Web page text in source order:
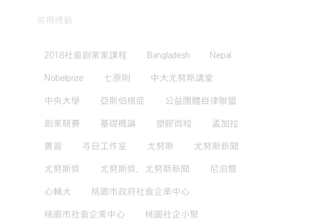
常用標籤
2018社會創業家課程 Bangladesh Nepal
Nobelprize 七原則 中大尤努斯講堂
中央大學 亞斯伯格症 公益團體自律聯盟
創業競賽 基礎概論 塑膠微粒 孟加拉
實習 寺日工作室 尤努斯 尤努斯新聞
尤努斯獎 尤努斯獎，尤努斯新聞 尼泊爾
心輔犬 桃園市政府社會企業中心
桃園市社會企業中心 桃園社企小聚